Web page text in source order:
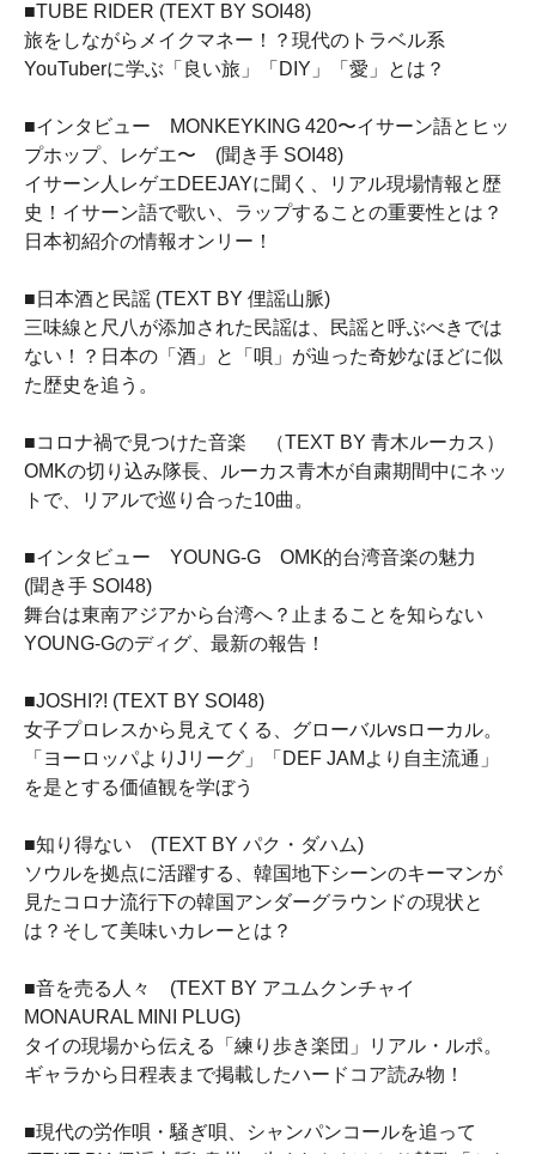
■TUBE RIDER (TEXT BY SOI48)
旅をしながらメイクマネー！？現代のトラベル系
YouTuberに学ぶ「良い旅」「DIY」「愛」とは？
■インタビュー MONKEYKING 420〜イサーン語とヒッ
プホップ、レゲエ〜 (聞き手 SOI48)
イサーン人レゲエDEEJAYに聞く、リアル現場情報と歴
史！イサーン語で歌い、ラップすることの重要性とは？
日本初紹介の情報オンリー！
■日本酒と民謡 (TEXT BY 俚謡山脈)
三味線と尺八が添加された民謡は、民謡と呼ぶべきでは
ない！？日本の「酒」と「唄」が辿った奇妙なほどに似
た歴史を追う。
■コロナ禍で見つけた音楽 （TEXT BY 青木ルーカス）
OMKの切り込み隊長、ルーカス青木が自粛期間中にネッ
トで、リアルで巡り合った10曲。
■インタビュー YOUNG-G OMK的台湾音楽の魅力
(聞き手 SOI48)
舞台は東南アジアから台湾へ？止まることを知らない
YOUNG-Gのディグ、最新の報告！
■JOSHI?! (TEXT BY SOI48)
女子プロレスから見えてくる、グローバルvsローカル。
「ヨーロッパよりJリーグ」「DEF JAMより自主流通」
を是とする価値観を学ぼう
■知り得ない (TEXT BY パク・ダハム)
ソウルを拠点に活躍する、韓国地下シーンのキーマンが
見たコロナ流行下の韓国アンダーグラウンドの現状と
は？そして美味いカレーとは？
■音を売る人々 (TEXT BY アユムクンチャイ
MONAURAL MINI PLUG)
タイの現場から伝える「練り歩き楽団」リアル・ルポ。
ギャラから日程表まで掲載したハードコア読み物！
■現代の労作唄・騒ぎ唄、シャンパンコールを追って